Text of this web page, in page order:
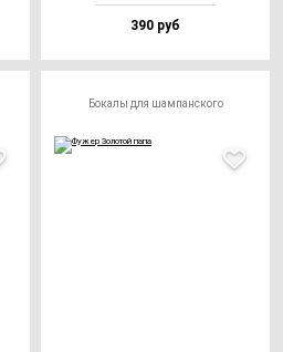
390 руб
Бокалы для шампанского